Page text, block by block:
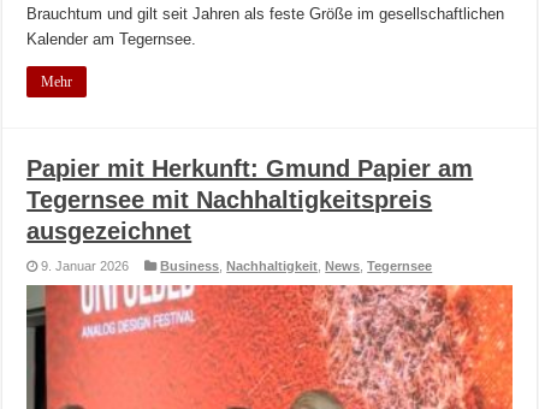
Brauchtum und gilt seit Jahren als feste Größe im gesellschaftlichen
Kalender am Tegernsee.
Mehr
Papier mit Herkunft: Gmund Papier am
Tegernsee mit Nachhaltigkeitspreis
ausgezeichnet
9. Januar 2026 Business ,Nachhaltigkeit ,News ,Tegernsee